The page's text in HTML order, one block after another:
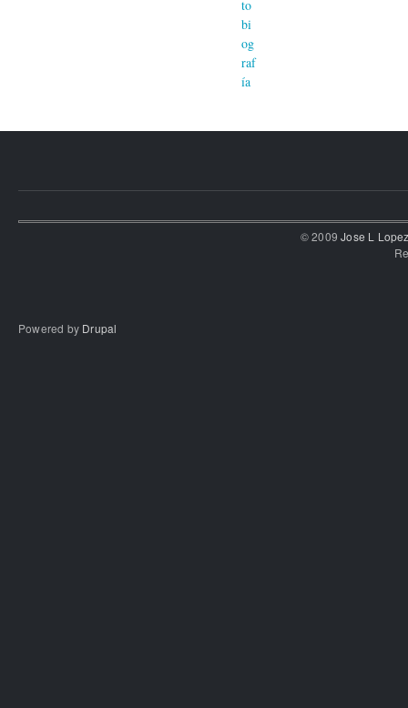
© 2009Jose L
Powered by Drupal